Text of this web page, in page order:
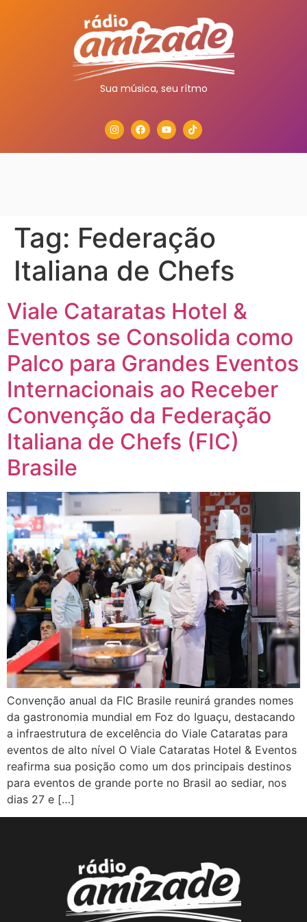
Sua música, seu rítmo
Tag: Federação
Italiana de Chefs
Viale Cataratas Hotel &
Eventos se Consolida como
Palco para Grandes Eventos
Internacionais ao Receber
Convenção da Federação
Italiana de Chefs (FIC)
Brasile
Convenção anual da FIC Brasile reunirá grandes nomes
da gastronomia mundial em Foz do Iguaçu, destacando
a infraestrutura de excelência do Viale Cataratas para
eventos de alto nível O Viale Cataratas Hotel & Eventos
reafirma sua posição como um dos principais destinos
para eventos de grande porte no Brasil ao sediar, nos
dias 27 e […]